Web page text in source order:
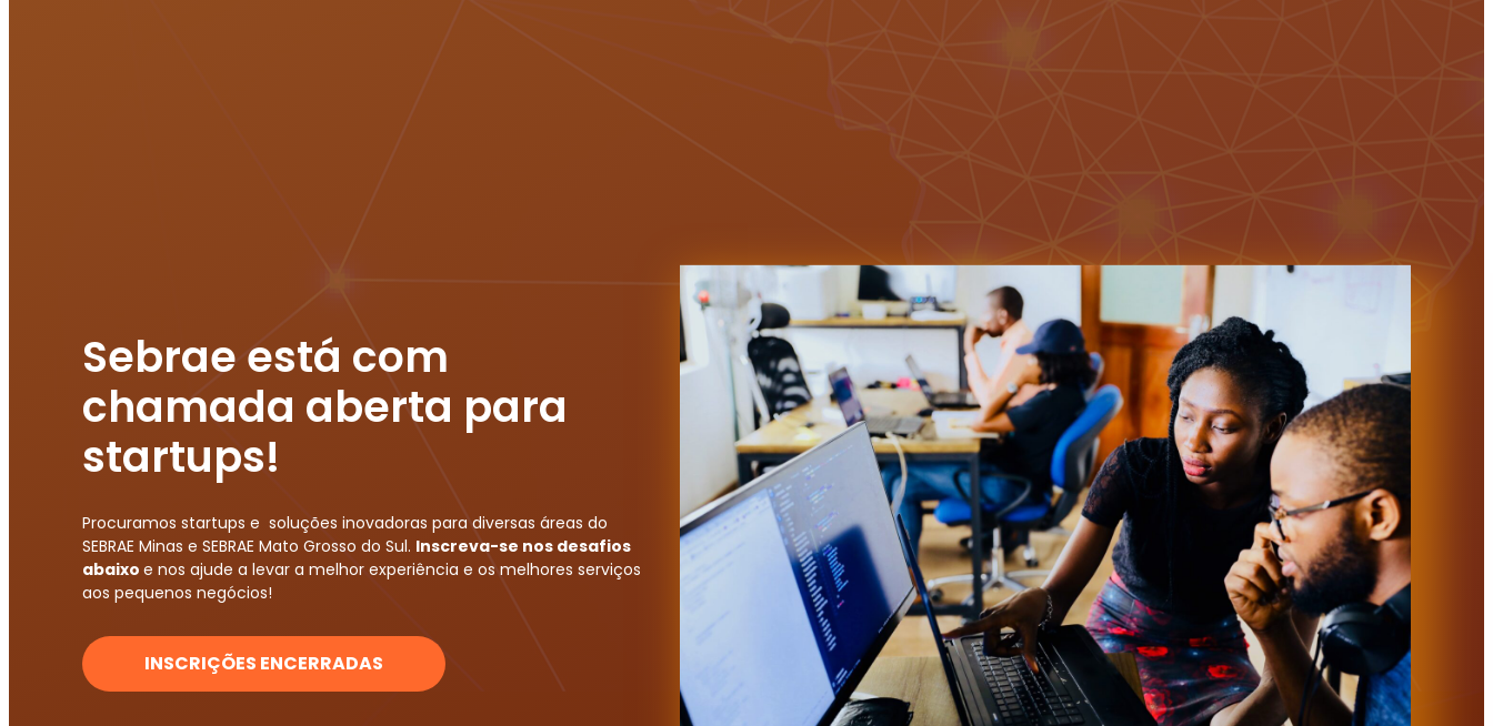
Sebrae está com
chamada aberta para
startups!
Procuramos startups e soluções inovadoras para diversas áreas do
SEBRAE Minas e SEBRAE Mato Grosso do Sul. Inscreva-se nos desafios
abaixoe nos ajude a levar a melhor experiência e os melhores serviços
aos pequenos negócios!
INSCRIÇÕES ENCERRADAS